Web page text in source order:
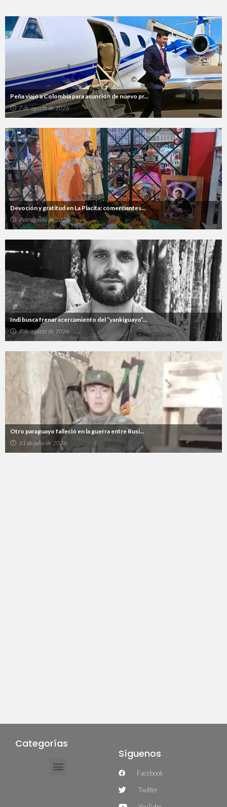
Peña viajó a Colombia para asunción de nuevo pr...
7 de agosto de 2026
Devoción y gratitud en La Placita: comerciantes...
7 de agosto de 2026
Indi busca frenar acercamiento del “yankiguayo”...
7 de agosto de 2026
Otro paraguayo falleció en la guerra entre Rusi...
31 de julio de 2026
Categorías
Síguenos
Facebook
Twitter